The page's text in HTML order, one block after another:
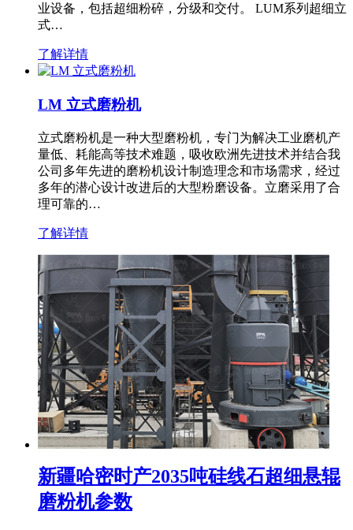
业设备，包括超细粉碎，分级和交付。 LUM系列超细立
式…
了解详情
LM 立式磨粉机
立式磨粉机是一种大型磨粉机，专门为解决工业磨机产
量低、耗能高等技术难题，吸收欧洲先进技术并结合我
公司多年先进的磨粉机设计制造理念和市场需求，经过
多年的潜心设计改进后的大型粉磨设备。立磨采用了合
理可靠的…
了解详情
新疆哈密时产2035吨硅线石超细悬辊
磨粉机参数